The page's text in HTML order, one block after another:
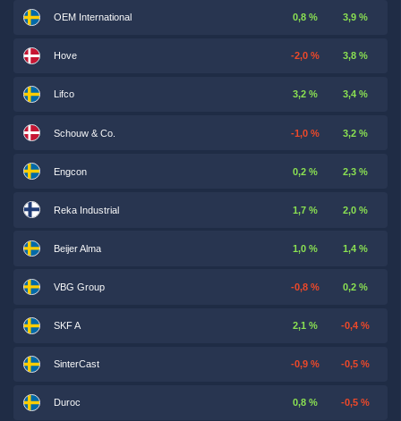
OEM International 0,8 % 3,9 %
Hove -2,0 % 3,8 %
Lifco 3,2 % 3,4 %
Schouw & Co. -1,0 % 3,2 %
Engcon 0,2 % 2,3 %
Reka Industrial 1,7 % 2,0 %
Beijer Alma 1,0 % 1,4 %
VBG Group -0,8 % 0,2 %
SKF A 2,1 % -0,4 %
SinterCast -0,9 % -0,5 %
Duroc 0,8 % -0,5 %